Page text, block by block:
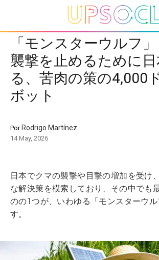
「モンスターウルフ
襲撃を止めるために
る、苦肉の策の4,000
ボット
Por Rodrigo Martínez
14 May, 2026
日本でクマの襲撃や目撃の増加を受け
な解決策を模索しており、その中でも
のの1つが、いわゆる「モンスターウ
す。